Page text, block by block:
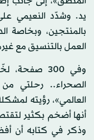
يد. وشدّد النعيمي
بالمنتجين، وبخاصة
العمل بالتنسيق مع
وفي 300
الصحراء.. رحلتي
العالمي»، رؤيته
أنها أضخم بكثير
وذكر في كتابه أن